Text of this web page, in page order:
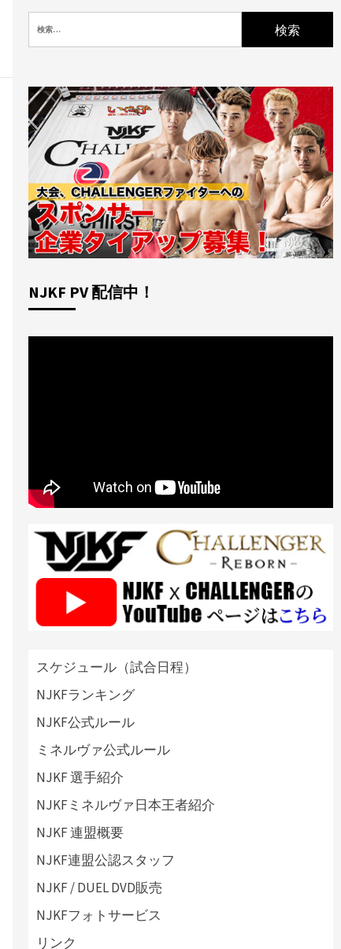
索:
NJKF PV 配信中！
スケジュール（試合日程）
NJKFランキング
NJKF公式ルール
ミネルヴァ公式ルール
NJKF 選手紹介
NJKFミネルヴァ日本王者紹介
NJKF 連盟概要
NJKF連盟公認スタッフ
NJKF / DUEL DVD販売
NJKFフォトサービス
リンク